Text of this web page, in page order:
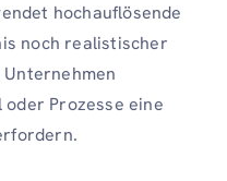
hochauflösende
noch realistischer
Prozesse eine